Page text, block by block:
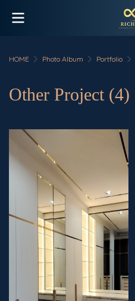
HOME Photo Album Portfolio
Other Project (4)